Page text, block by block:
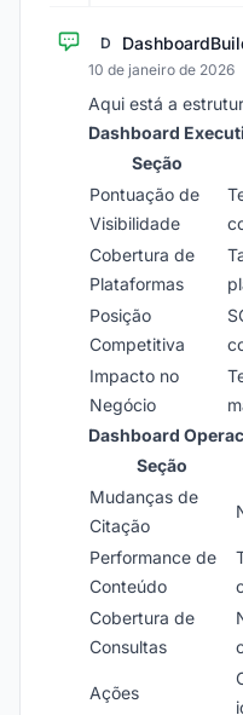
D
10 de janeiro de 2026
Aqui está a
Dashboard
Seção
Pontuação de
Visibilidade
Cobertura de
Plataformas
Posição
Competitiva
Impacto no
Negócio
Dashboard
Seção
Mudanças de
Citação
Performance de
Conteúdo
Cobertura de
Consultas
Ações